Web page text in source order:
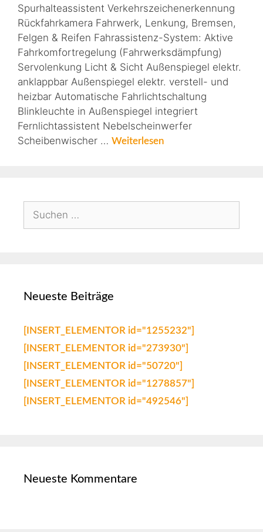
Spurhalteassistent Verkehrszeichenerkennung
Rückfahrkamera Fahrwerk, Lenkung, Bremsen,
Felgen & Reifen Fahrassistenz-System: Aktive
Fahrkomfortregelung (Fahrwerksdämpfung)
Servolenkung Licht & Sicht Außenspiegel elektr.
anklappbar Außenspiegel elektr. verstell- und
heizbar Automatische Fahrlichtschaltung
Blinkleuchte in Außenspiegel integriert
Fernlichtassistent Nebelscheinwerfer
Scheibenwischer … Weiterlesen
Neueste Beiträge
[INSERT_ELEMENTOR id="1255232"]
[INSERT_ELEMENTOR id="273930"]
[INSERT_ELEMENTOR id="50720"]
[INSERT_ELEMENTOR id="1278857"]
[INSERT_ELEMENTOR id="492546"]
Neueste Kommentare